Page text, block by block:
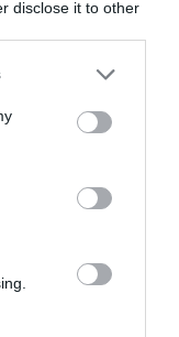
disclose it to other
μία